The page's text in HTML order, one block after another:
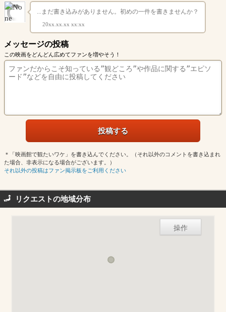
...まだ書き込みがありません。初めの一件を書きませんか？
20xx.xx.xx xx:xx
メッセージの投稿
この映画をどんどん広めてファンを増やそう！
＊「映画館で観たいワケ」を書き込んでください。（それ以外のコメントを書き込まれ
た場合、非表示になる場合がございます。）
それ以外の投稿はファン掲示板をご利用ください
リクエストの地域分布
操作